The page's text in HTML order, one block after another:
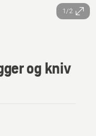
1/2
og kniv